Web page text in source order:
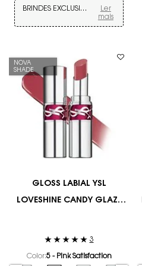
BRINDES EXCLUSIVOS
Ler
mais
NOVA
SHADE
GLOSS LABIAL YSL
LOVESHINE CANDY GLAZE
3
Color:5 - Pink Satisfaction